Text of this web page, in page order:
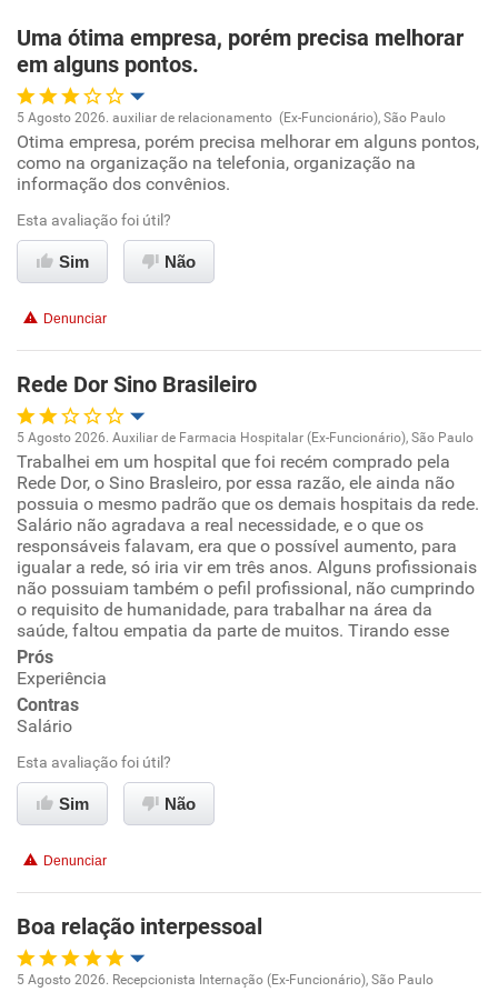
Recomenda a diretoria
Uma ótima empresa, porém precisa melhorar
em alguns pontos.
Oportunidade de promoção
Ambiente de trabalho
Conciliação com a vida familiar
5 Agosto 2026. auxiliar de relacionamento (Ex-Funcionário), São Paulo
Otima empresa, porém precisa melhorar em alguns pontos,
como na organização na telefonia, organização na
informação dos convênios.
Esta avaliação foi útil?
Sim Não
Denunciar
Rede Dor Sino Brasileiro
Oportunidade de promoção
Ambiente de trabalho
Conciliação com a vida familiar
Benefícios
Não recomenda esta empresa
5 Agosto 2026. Auxiliar de Farmacia Hospitalar (Ex-Funcionário), São Paulo
Trabalhei em um hospital que foi recém comprado pela
Rede Dor, o Sino Brasleiro, por essa razão, ele ainda não
possuia o mesmo padrão que os demais hospitais da rede.
Salário não agradava a real necessidade, e o que os
responsáveis falavam, era que o possível aumento, para
igualar a rede, só iria vir em três anos. Alguns profissionais
não possuiam também o pefil profissional, não cumprindo
o requisito de humanidade, para trabalhar na área da
saúde, faltou empatia da parte de muitos. Tirando esse
Prós
Experiência
Contras
Salário
Esta avaliação foi útil?
Sim Não
Denunciar
Boa relação interpessoal
5 Agosto 2026. Recepcionista Internação (Ex-Funcionário), São Paulo